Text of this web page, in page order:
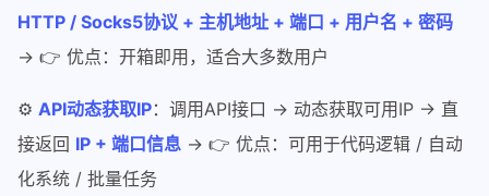
HTTP / Socks5协议 + 主机地址 + 端口 + 用户名 + 密码
→ 👉 优点：开箱即用，适合大多数用户
⚙️ API动态获取IP：调用API接口 → 动态获取可用IP → 直
接返回 IP + 端口信息 → 👉 优点：可用于代码逻辑 / 自动
化系统 / 批量任务